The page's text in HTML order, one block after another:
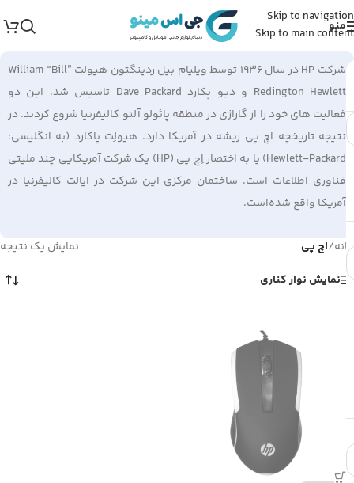
Skip to navigation
Skip to main content
منو
شرکت HP در سال 1936 توسط ویلیام بیل ردینگتون هیولت William “Bill”
Redington Hewlett و دیو پکارد Dave Packard تاسیس شد. این دو
فعالیت های خود را از گاراژی در منطقه پائولو آلتو کالیفرنیا شروع کردند. در
نتیجه تاریخچه اچ پی ریشه در آمریکا دارد. هیولِت پاکارد (به انگلیسی:
Hewlett-Packard) یا به اختصار اِچ پی (HP) یک شرکت آمریکایی چند ملیتی
فناوری اطلاعات است. ساختمان مرکزی این شرکت در ایالت کالیفرنیا در
آمریکا واقع شده‌است.
خانه/اچ پی
نمایش یک نتیجه
نمایش نوار کناری